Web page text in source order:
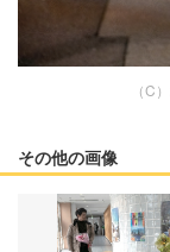
（C
その他の画像